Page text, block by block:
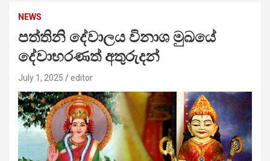
NEWS
පත්තිනි දේවාලය විනාශ මුඛයේ
දේවාභරණත් අතුරුදන්
July 1, 2025 editor